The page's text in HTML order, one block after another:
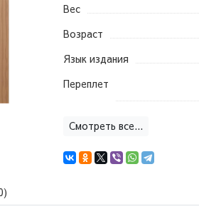
Вес
Возраст
Язык издания
Переплет
Смотреть все...